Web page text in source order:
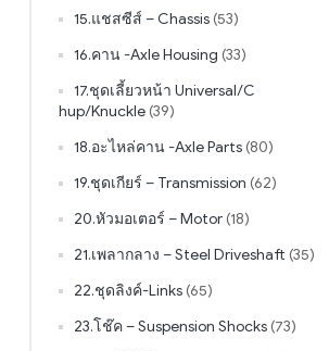
15.แชสซีส์ – Chassis (53)
16.คาน -Axle Housing (33)
17.ชุดเลี้ยวหน้า Universal/C
hup/Knuckle (39)
18.อะไหล่คาน -Axle Parts (80)
19.ชุดเกียร์ – Transmission (62)
20.หัวมอเตอร์ – Motor (18)
21.เพลากลาง – Steel Driveshaft (35)
22.ชุดลิงค์-Links (65)
23.โช๊ค – Suspension Shocks (73)